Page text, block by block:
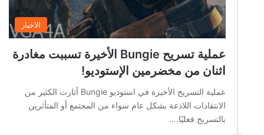
الاخبار
عملية تسريح Bungie الأخيرة تسببت مغادرة
اثنان من مخضرمين الإستوديو!
عملية التسريح الأخيرة في استوديو Bungie أثارت الكثير من
الانتقادات اللاذعة بشكل عام سواء من المجتمع أو المتأثرين
بالتسريح فعليًا.…